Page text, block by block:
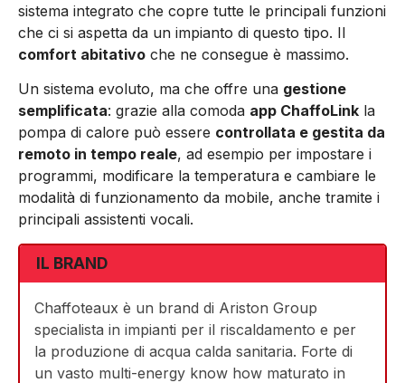
sistema integrato che copre tutte le principali funzioni
che ci si aspetta da un impianto di questo tipo. Il
comfort abitativo che ne consegue è massimo.
Un sistema evoluto, ma che offre una gestione
semplificata: grazie alla comoda app ChaffoLink la
pompa di calore può essere controllata e gestita da
remoto in tempo reale, ad esempio per impostare i
programmi, modificare la temperatura e cambiare le
modalità di funzionamento da mobile, anche tramite i
principali assistenti vocali.
IL BRAND
Chaffoteaux è un brand di Ariston Group
specialista in impianti per il riscaldamento e per
la produzione di acqua calda sanitaria. Forte di
un vasto multi-energy know how maturato in